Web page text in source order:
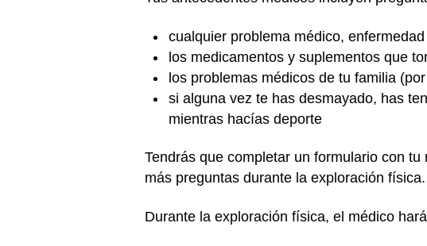
cualquier problema médico,
los medicamentos y suplementos que
los problemas médicos de tu familia
si alguna vez te has desmayado, has
mientras hacías deporte
Tendrás que completar un formulario con
más preguntas durante la exploración física.
Durante la exploración física, el médico